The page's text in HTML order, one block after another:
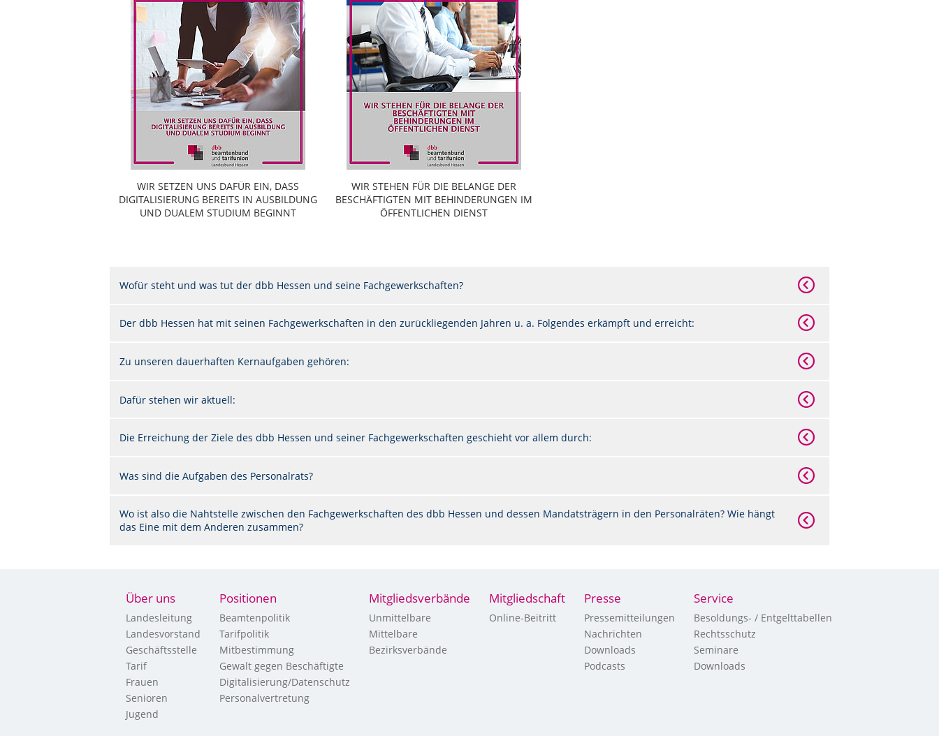
WIR SETZEN UNS DAFÜR EIN, DASS
DIGITALISIERUNG BEREITS IN AUSBILDUNG
UND DUALEM STUDIUM BEGINNT
WIR STEHEN FÜR DIE BELANGE DER
BESCHÄFTIGTEN MIT BEHINDERUNGEN IM
ÖFFENTLICHEN DIENST
Wofür steht und was tut der dbb Hessen und seine Fachgewerkschaften?
Der dbb Hessen hat mit seinen Fachgewerkschaften in den zurückliegenden Jahren u. a. Folgendes erkämpft und erreicht:
Zu unseren dauerhaften Kernaufgaben gehören:
Dafür stehen wir aktuell:
Die Erreichung der Ziele des dbb Hessen und seiner Fachgewerkschaften geschieht vor allem durch:
Was sind die Aufgaben des Personalrats?
Wo ist also die Nahtstelle zwischen den Fachgewerkschaften des dbb Hessen und dessen Mandatsträgern in den Personalräten? Wie hängt
das Eine mit dem Anderen zusammen?
Über uns
Landesleitung
Landesvorstand
Geschäftsstelle
Tarif
Frauen
Senioren
Jugend
Positionen
Beamtenpolitik
Tarifpolitik
Mitbestimmung
Gewalt gegen Beschäftigte
Digitalisierung/Datenschutz
Personalvertretung
Mitgliedsverbände
Unmittelbare
Mittelbare
Bezirksverbände
Mitgliedschaft
Online-Beitritt
Presse
Pressemitteilungen
Nachrichten
Downloads
Podcasts
Service
Besoldungs- / Entgelttabellen
Rechtsschutz
Seminare
Downloads